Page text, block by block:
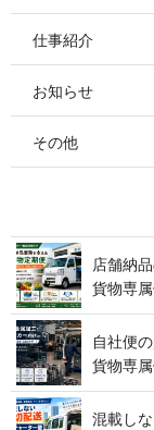
仕事紹介
お知らせ
その他
店舗納
貨 物 専
自社便
貨 物 専
混載し